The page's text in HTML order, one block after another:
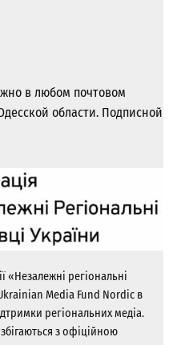
в любом почтовом
области. Подписной
«Незалежні регіональні
Media Fund Nordic в
регіональних медіа.
з офіційною